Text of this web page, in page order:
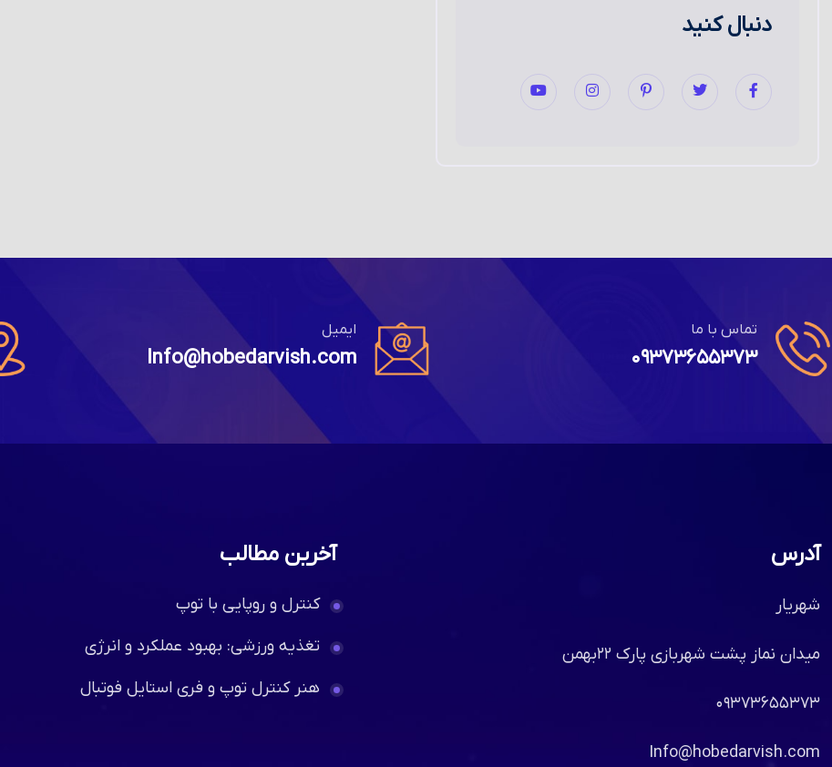
دنبال کنید
تماس با ما
۰۹۳۷۳۶۵۵۳۷۳
ایمیل
Info@hobedarvish.com
آدرس
شهریار
میدان نماز پشت شهربازی پارک ۲۲بهمن
۰۹۳۷۳۶۵۵۳۷۳
Info@hobedarvish.com
آخرین مطالب
کنترل و روپایی با توپ
تغذیه ورزشی: بهبود عملکرد و انرژی
هنر کنترل توپ و فری استایل فوتبال